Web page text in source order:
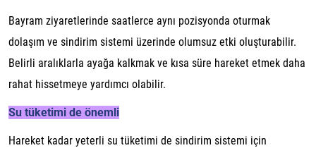
Bayram ziyaretlerinde saatlerce aynı pozisyonda oturmak
dolaşım ve sindirim sistemi üzerinde olumsuz etki oluşturabilir.
Belirli aralıklarla ayağa kalkmak ve kısa süre hareket etmek daha
rahat hissetmeye yardımcı olabilir.
Su tüketimi de önemli
Hareket kadar yeterli su tüketimi de sindirim sistemi için